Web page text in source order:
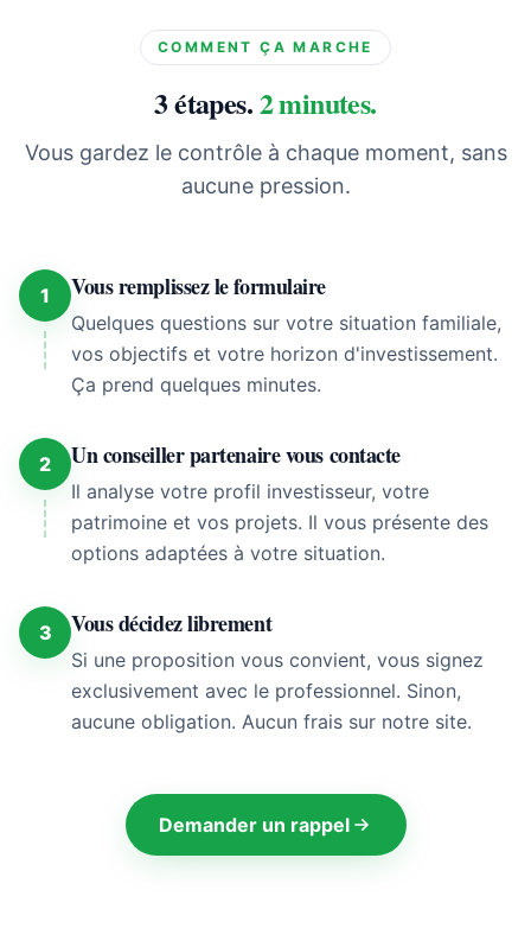
COMMENT ÇA MARCHE
3 étapes.2 minutes.
Vous gardez le contrôle à chaque moment, sans
aucune pression.
1 Vous remplissez le formulaire
Quelques questions sur votre situation familiale,
vos objectifs et votre horizon d'investissement.
Ça prend quelques minutes.
2 Un conseiller partenaire vous contacte
Il analyse votre profil investisseur, votre
patrimoine et vos projets. Il vous présente des
options adaptées à votre situation.
3 Vous décidez librement
Si une proposition vous convient, vous signez
exclusivement avec le professionnel. Sinon,
aucune obligation. Aucun frais sur notre site.
Demander un rappel